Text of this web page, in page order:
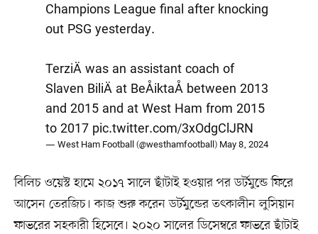
Champions League final after knocking
out PSG yesterday.
TerziÄ was an assistant coach of
Slaven BiliÄ at BeÅiktaÅ between 2013
and 2015 and at West Ham from 2015
to 2017 pic.twitter.com/3xOdgClJRN
— West Ham Football (@westhamfootball) May 8, 2024
বিলিচ ওয়েস্ট হামে ২০১৭ সালে ছাঁটাই হওয়ার পর ডর্টমুন্ডে ফিরে
আসেন তেরজিচ। কাজ শুরু করেন ডর্টমুন্ডের তৎকালীন লুসিয়ান
ফাভরের সহকারী হিসেবে। ২০২০ সালের ডিসেম্বরে ফাভরে ছাঁটাই